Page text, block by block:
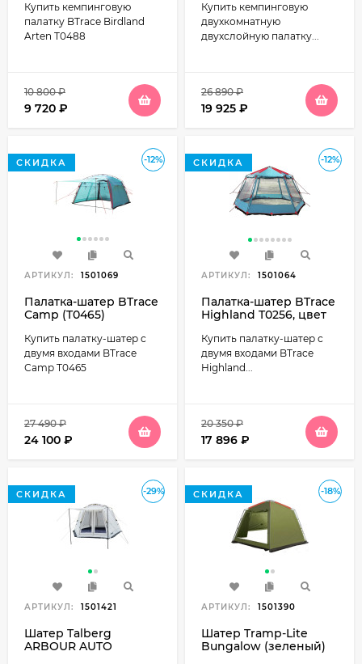
Купить кемпинговую
палатку BTrace Birdland
Arten T0488
10 800₽
9 720 ₽
Купить кемпинговую
двухкомнатную
двухслойную палатку...
26 890₽
19 925 ₽
-12%
СКИДКА
АРТИКУЛ: 1501069
Палатка-шатер BTrace
Сamp (T0465)
Купить палатку-шатер с
двумя входами BTrace
Сamp T0465
27 490₽
24 100 ₽
-12%
СКИДКА
АРТИКУЛ: 1501064
Палатка-шатер BTrace
Highland T0256, цвет
Купить палатку-шатер с
двумя входами BTrace
Highland...
20 350₽
17 896 ₽
-29%
СКИДКА
АРТИКУЛ: 1501421
Шатер Talberg
ARBOUR AUTO
-18%
СКИДКА
АРТИКУЛ: 1501390
Шатер Tramp-Lite
Bungalow (зеленый)